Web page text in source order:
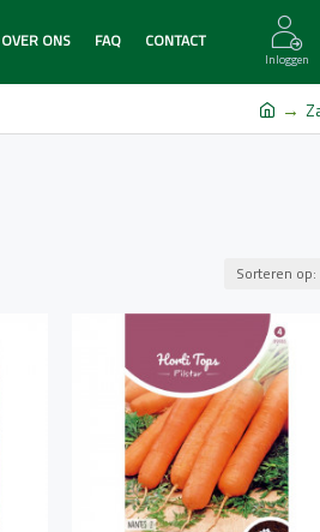
OVER ONS FAQ CONTACT
Inloggen
Sorteren op: